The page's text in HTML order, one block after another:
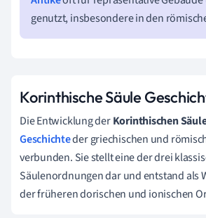
genutzt, insbesondere in den
Korinthische Säule
Die Entwicklung derKorinthischen
Geschichteder griechischen und
verbunden. Sie stellt eine der drei
Säulenordnungen dar und entstand als
der früheren dorischen und ionischen